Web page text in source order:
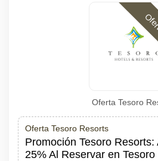
Oferta Tesoro
Oferta Tesoro Resorts
Promoción Tesoro
25% Al Reservar en Tesoro